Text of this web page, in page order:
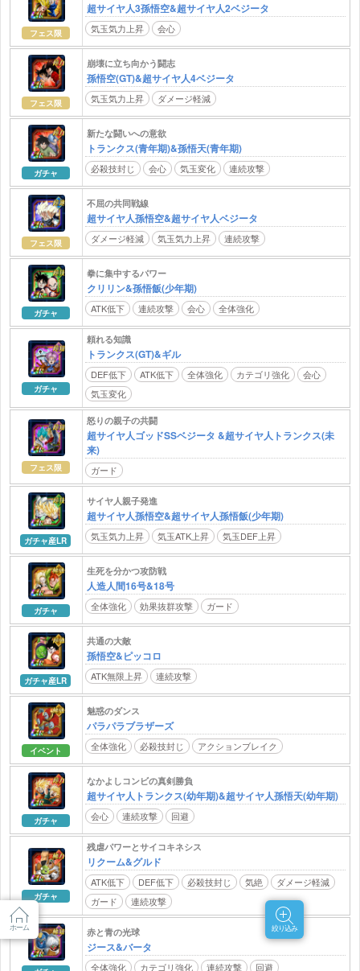
フェス限
超サイヤ人3孫悟空&超サイヤ人2ベジータ
気玉気力上昇 会心
フェス限
崩壊に立ち向かう闘志
孫悟空(GT)&超サイヤ人4ベジータ
気玉気力上昇 ダメージ軽減
ガチャ
新たな闘いへの意欲
トランクス(青年期)&孫悟天(青年期)
必殺技封じ 会心 気玉変化 連続攻撃
フェス限
不屈の共同戦線
超サイヤ人孫悟空&超サイヤ人ベジータ
ダメージ軽減 気玉気力上昇 連続攻撃
ガチャ
拳に集中するパワー
クリリン&孫悟飯(少年期)
ATK低下 連続攻撃 会心 全体強化
ガチャ
頼れる知識
トランクス(GT)&ギル
DEF低下 ATK低下 全体強化 カテゴリ強化
会心
気玉変化
フェス限
怒りの親子の共闘
超サイヤ人ゴッドSSベジータ &超サイヤ人トランクス(未
来)
ガード
ガチャ産LR
サイヤ人親子発進
超サイヤ人孫悟空&超サイヤ人孫悟飯(少年期)
気玉気力上昇 気玉ATK上昇 気玉DEF上昇
ガチャ
生死を分かつ攻防戦
人造人間16号&18号
全体強化 効果抜群攻撃 ガード
ガチャ産LR
共通の大敵
孫悟空&ピッコロ
ATK無限上昇 連続攻撃
イベント
魅惑のダンス
パラパラブラザーズ
全体強化 必殺技封じ アクションブレイク
ガチャ
なかよしコンビの真剣勝負
超サイヤ人トランクス(幼年期)&超サイヤ人孫悟天(幼年期)
会心 連続攻撃 回避
ガチャ
残虐パワーとサイコキネシス
リクーム&グルド
ATK低下 DEF低下 必殺技封じ 気絶
ダメージ軽減
ガード
連続攻撃
赤と青の光球
ジース&バータ
全体強化 カテゴリ強化 連続攻撃 回避
絞り込み
ホーム